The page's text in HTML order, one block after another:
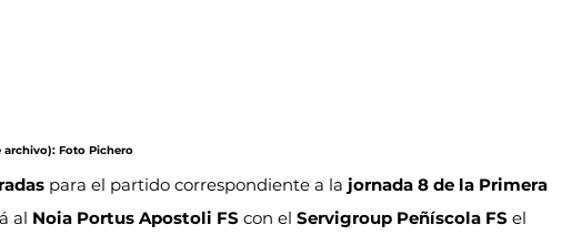
archivo): Foto Pichero
para el partido correspondiente a la jornada 8 de la Primera
al Noia Portus Apostoli FS con el Servigroup Peñíscola FS el